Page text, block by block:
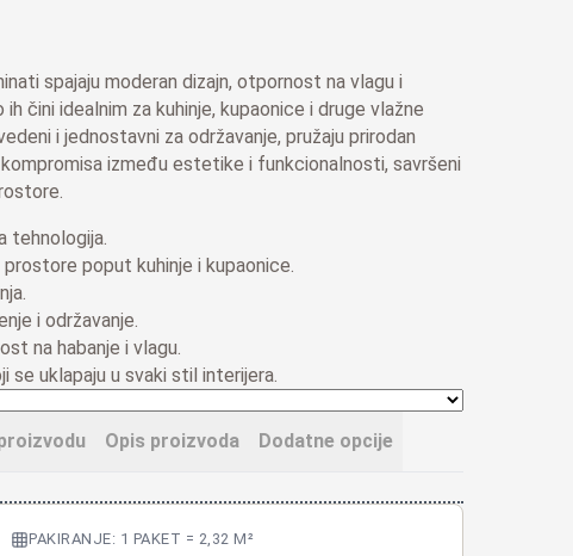
spajaju moderan dizajn, otpornost na vlagu i
čini idealnim za kuhinje, kupaonice i druge vlažne
i jednostavni za održavanje, pružaju prirodan
između estetike i funkcionalnosti, savršeni
tehnologija.
poput kuhinje i kupaonice.
i održavanje.
na habanje i vlagu.
se uklapaju u svaki stil interijera.
Opis proizvoda Dodatne opcije
PAKIRANJE: 1 PAKET = 2,32 M²